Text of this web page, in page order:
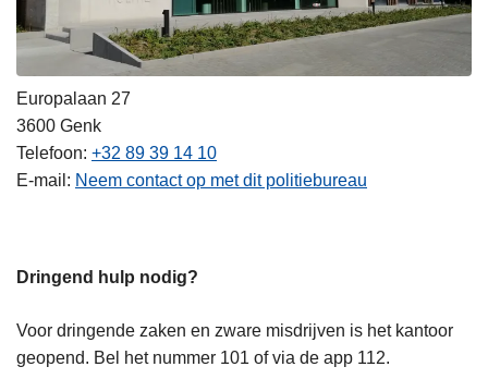
Europalaan 27
3600 Genk
Telefoon +32 89 39 14 10
E-mail
Neem contact op met dit politiebureau
Dringend hulp nodig?
Voor dringende zaken en zware misdrijven is het kantoor
geopend. Bel het nummer 101 of via de app 112.